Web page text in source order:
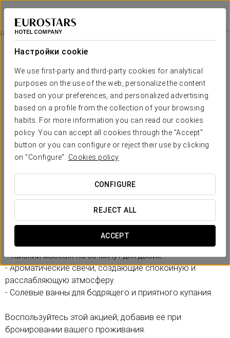
Настройки cookie
We use first-party and third-party cookies for analytical
purposes on the use of the web, personalize the content
based on your preferences, and personalized advertising
based on a profile from the collection of your browsing
habits. For more information you can read our cookies
policy. You can accept all cookies through the "Accept"
button or you can configure or reject their use by clicking
on "Configure". Cookies policy
CONFIGURE
REJECT ALL
ACCEPT
Eurostars Queen of Montenegro
BEČIĆI
Расслабьтесь И Восстановите Связь
150 €
Расслабьтесь и восстановите связь
Оторвитесь от повседневной рутины, зарядитесь
энергией и проведите уникальные моменты вместе с
нашей акцией.
Включает:
- Тайский массаж на 60 минут для двоих.
- Ароматические свечи, создающие спокойную и
расслабляющую атмосферу.
- Солевые ванны для бодрящего и приятного купания.
Воспользуйтесь этой акцией, добавив её при
бронировании вашего проживания.